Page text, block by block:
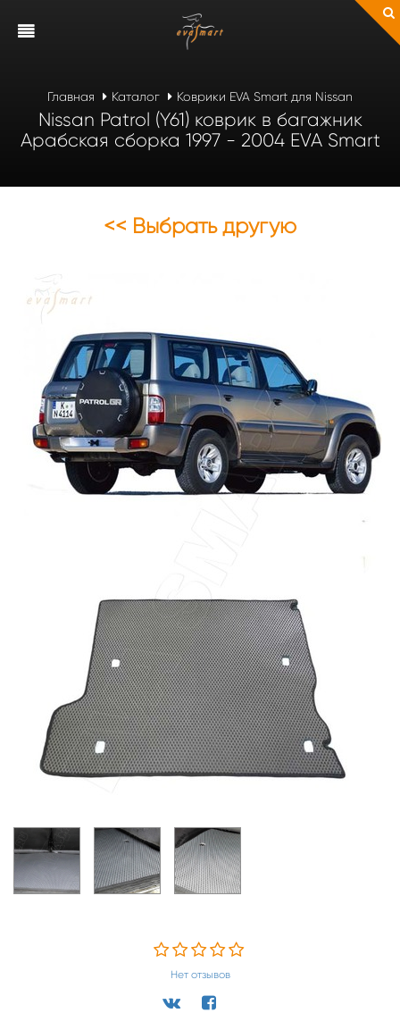
Главная Каталог Коврики EVA Smart для Nissan
Nissan Patrol (Y61) коврик в багажник
Арабская сборка 1997 - 2004 EVA Smart
<< Выбрать другую
Нет отзывов